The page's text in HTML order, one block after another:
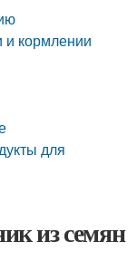
кормлении
для
из семян